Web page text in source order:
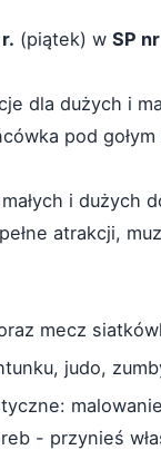
(piątek) w SP
dla dużych i
pod
i dużych
atrakcji,
mecz
judo,
- przynieś